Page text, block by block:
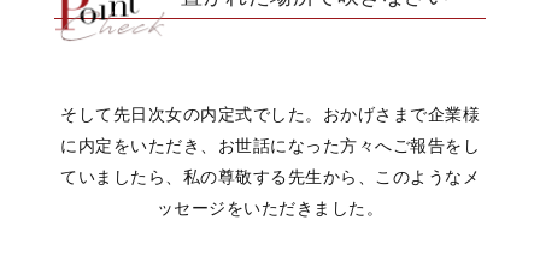
そして先日次女の内定式でした。おかげさまで企業様
に内定をいただき、お世話になった方々へご報告をし
ていましたら、私の尊敬する先生から、このようなメ
ッセージをいただきました。